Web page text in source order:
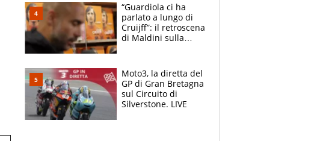
“Guardiola ci ha
parlato a lungo di
Cruijff”: il retroscena
di Maldini sulla
Moto3, la diretta del
GP di Gran Bretagna
sul Circuito di
Silverstone. LIVE